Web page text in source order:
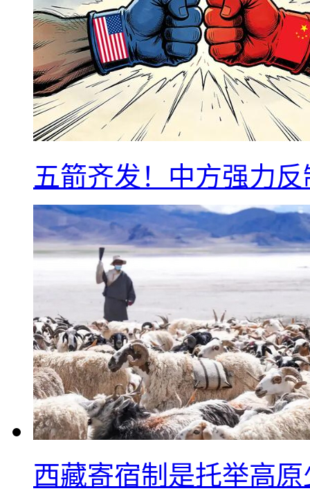
五箭齐发！中方强力
西藏寄宿制是托举高